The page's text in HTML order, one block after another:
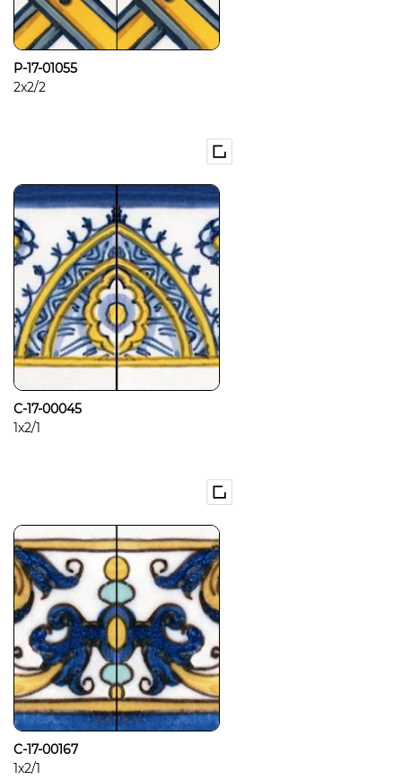
P-17-01055
2x2/2
C-17-00045
1x2/1
C-17-00167
1x2/1